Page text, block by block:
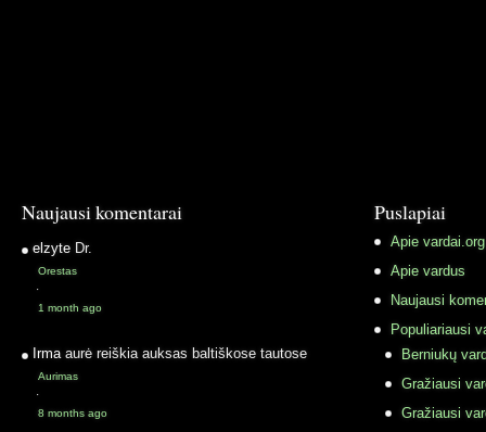
Naujausi komentarai
elzyte Dr.
Orestas
·
1 month ago
Irma aurė reiškia auksas baltiškose tautose
Aurimas
·
8 months ago
Puslapiai
Apie vardai.org
Apie vardus
Naujausi
Populiariausi
Berniukų
Gražiausi
Gražiausi